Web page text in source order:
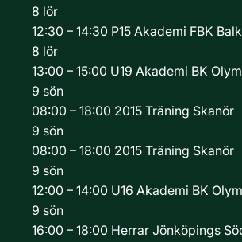
8 lör
12:30 – 14:30 P15 Akademi FBK
8 lör
13:00 – 15:00 U19 Akademi BK
9 sön
08:00 – 18:00 2015 Träning Skanör
9 sön
08:00 – 18:00 2015 Träning Skanör
9 sön
12:00 – 14:00 U16 Akademi BK
9 sön
16:00 – 18:00 Herrar Jönköpings